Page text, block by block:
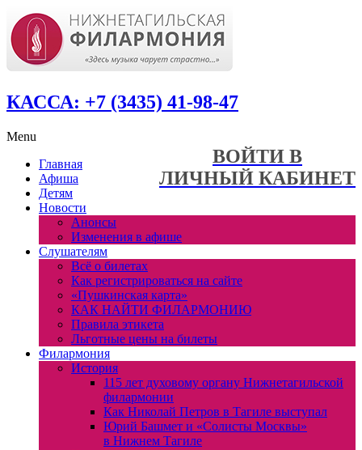
КАССА: +7 (3435) 41-98-47
ВОЙТИ В
ЛИЧНЫЙ КАБИНЕТ
Menu
Главная
Афиша
Детям
Новости
Анонсы
Изменения в афише
Слушателям
Всё о билетах
Как регистрироваться на сайте
«Пушкинская карта»
КАК НАЙТИ ФИЛАРМОНИЮ
Правила этикета
Льготные цены на билеты
Филармония
История
115 лет духовому органу Нижнетагильской
филармонии
Как Николай Петров в Тагиле выступал
Юрий Башмет и «Солисты Москвы»
в Нижнем Тагиле